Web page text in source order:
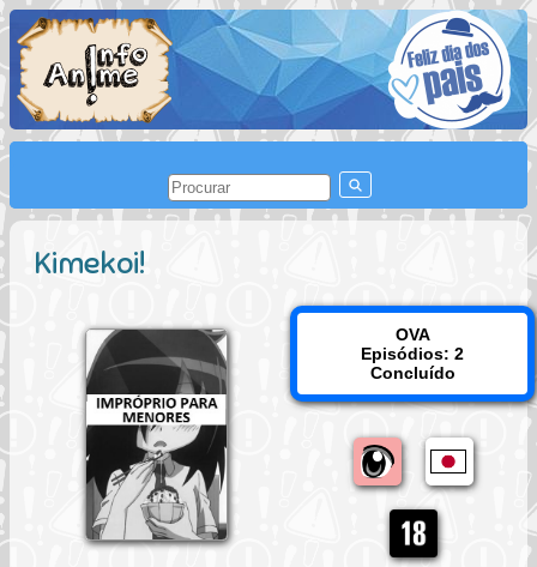
Kimekoi!
OVA
Episódios: 2
Concluído